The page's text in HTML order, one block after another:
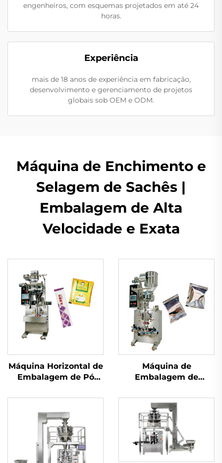
engenheiros, com esquemas projetados em até 24
horas.
Experiência
mais de 18 anos de experiência em fabricação,
desenvolvimento e gerenciamento de projetos
globais sob OEM e ODM.
Máquina de Enchimento e
Selagem de Sachês |
Embalagem de Alta
Velocidade e Exata
Máquina Horizontal de
Embalagem de Pó
Máquina de
Embalagem de
Uso Duplo